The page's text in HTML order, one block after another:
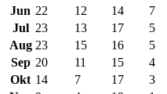
Jun 22 12 14
7
Jul 23 13 17
5
Aug 23 15 16
5
Sep 20 11 15
4
Okt 14 7 17
3